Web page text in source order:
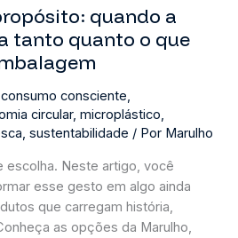
quando a
tanto quanto o que
consumo consciente,
circular,microplástico,
,sustentabilidade / Por Marulho
escolha. Neste artigo, você
esse gesto em algo ainda
que carregam história,
as opções da Marulho,